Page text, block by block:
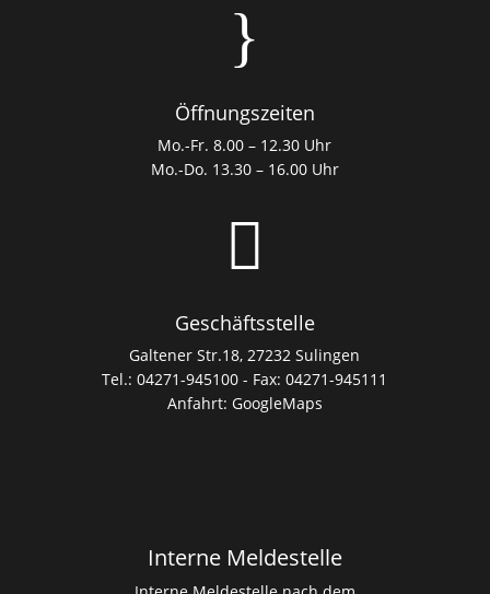
}
Öffnungszeiten
Mo.-Fr. 8.00 – 12.30 Uhr
Mo.-Do. 13.30 – 16.00 Uhr

Geschäftsstelle
Galtener Str.18, 27232 Sulingen
Tel.: 04271-945100 - Fax: 04271-945111
Anfahrt: GoogleMaps
Interne Meldestelle